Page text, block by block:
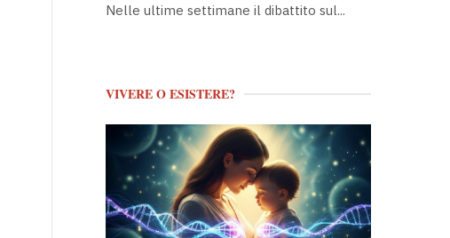
Nelle ultime settimane il dibattito sul...
VIVERE O ESISTERE?